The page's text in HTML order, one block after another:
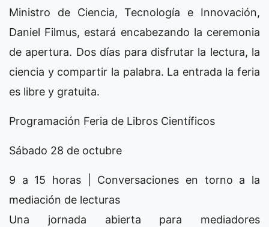
Ministro de Ciencia, Tecnología e Innovación,
Daniel Filmus, estará encabezando la ceremonia
de apertura. Dos días para disfrutar la lectura, la
ciencia y compartir la palabra. La entrada la feria
es libre y gratuita.
Programación Feria de Libros Científicos
Sábado 28 de octubre
9 a 15 horas | Conversaciones en torno a la
mediación de lecturas
Una jornada abierta para mediadores